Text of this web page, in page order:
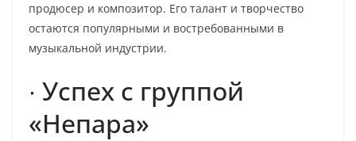
продюсер и композитор. Его талант и творчество
остаются популярными и востребованными в
музыкальной индустрии.
∙ Успех с группой
«Непара»